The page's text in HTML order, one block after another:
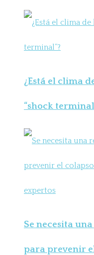
¿Está el clima
“shock
Se necesita
para prevenir